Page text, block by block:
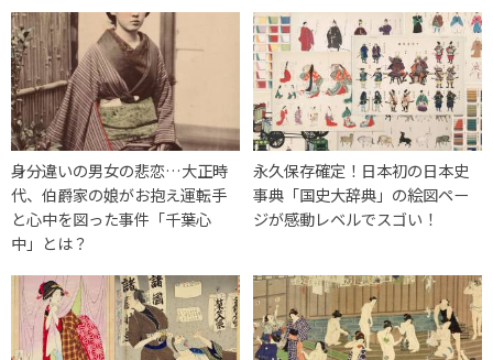
身分違いの男女の悲恋…大正時
代、伯爵家の娘がお抱え運転手
と心中を図った事件「千葉心
中」とは？
永久保存確定！日本初の日本史
事典「国史大辞典」の絵図ペー
ジが感動レベルでスゴい！